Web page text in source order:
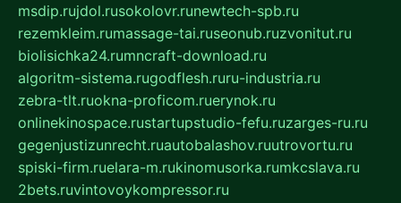
msdip.rujdol.rusokolovr.runewtech-spb.ru
rezemkleim.rumassage-tai.ruseonub.ruzvonitut.ru
biolisichka24.rumncraft-download.ru
algoritm-sistema.rugodflesh.ruru-industria.ru
zebra-tlt.ruokna-proficom.ruerynok.ru
onlinekinospace.rustartupstudio-fefu.ruzarges-ru.ru
gegenjustizunrecht.ruautobalashov.ruutrovortu.ru
spiski-firm.ruelara-m.rukinomusorka.rumkcslava.ru
2bets.ruvintovoykompressor.ru